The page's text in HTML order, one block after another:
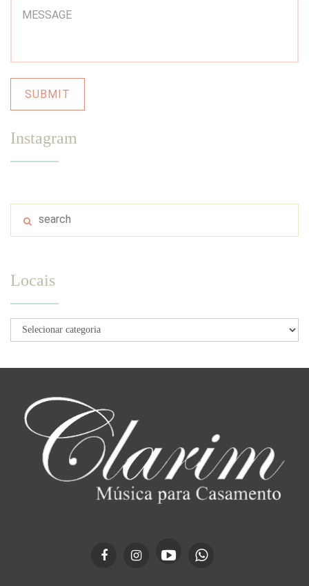
Instagram
Locais